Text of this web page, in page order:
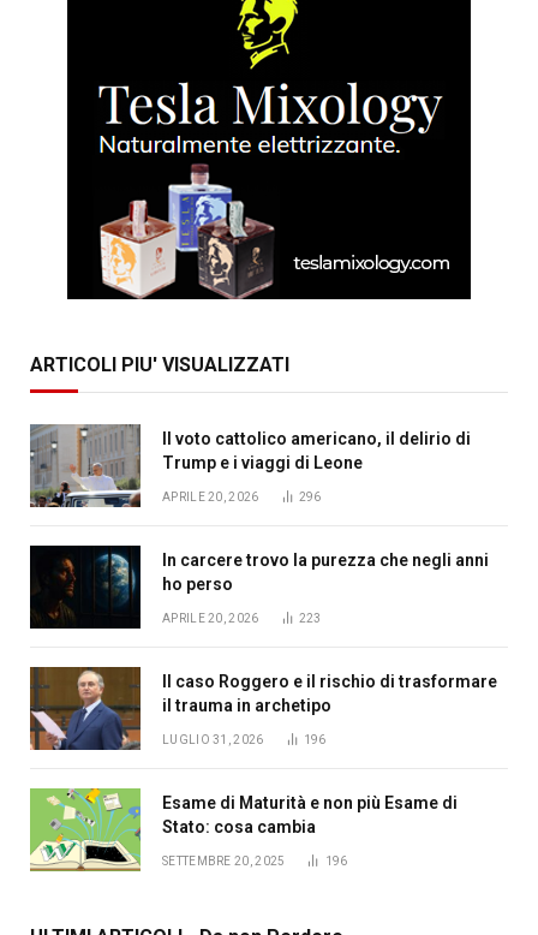
ARTICOLI PIU' VISUALIZZATI
Il voto cattolico americano, il delirio di
Trump e i viaggi di Leone
APRILE 20, 2026 296
In carcere trovo la purezza che negli anni
ho perso
APRILE 20, 2026 223
Il caso Roggero e il rischio di trasformare
il trauma in archetipo
LUGLIO 31, 2026 196
Esame di Maturità e non più Esame di
Stato: cosa cambia
SETTEMBRE 20, 2025 196